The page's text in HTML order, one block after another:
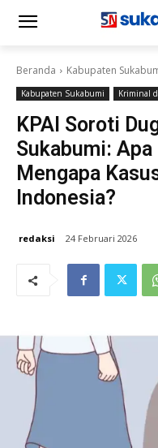
Beranda Kabupaten
Kabupaten Sukabumi Kriminal
KPAI Soroti
Sukabumi:
Mengapa
Indonesia?
redaksi 24 Februari 2026